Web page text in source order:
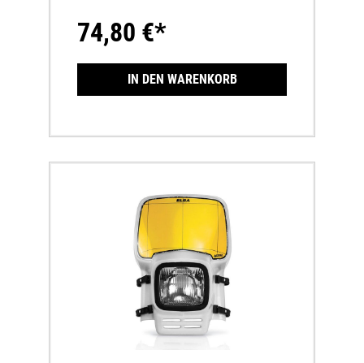
HUSQVARNA FC 350 2019 - KTM
SXF 250 2019 - KTM SXF 350
74,80 €*
IN DEN WARENKORB